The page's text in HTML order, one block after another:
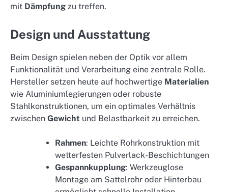
mit Dämpfung zu treffen.
Design und Ausstattung
Beim Design spielen neben der Optik vor allem
Funktionalität und Verarbeitung eine zentrale Rolle.
Hersteller setzen heute auf hochwertige Materialien
wie Aluminiumlegierungen oder robuste
Stahlkonstruktionen, um ein optimales Verhältnis
zwischen Gewicht und Belastbarkeit zu erreichen.
Rahmen: Leichte Rohrkonstruktion mit
wetterfesten Pulverlack-Beschichtungen
Gespannkupplung: Werkzeuglose
Montage am Sattelrohr oder Hinterbau